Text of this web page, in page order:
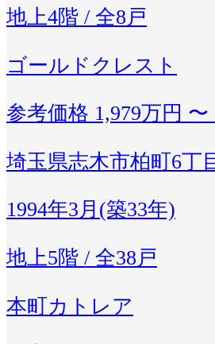
地上4階 / 全8戸
ゴールドクレスト
参考価格 1,979万円 〜
埼玉県志木市柏町6丁
1994年3月(築33年)
地上5階 / 全38戸
本町カトレア